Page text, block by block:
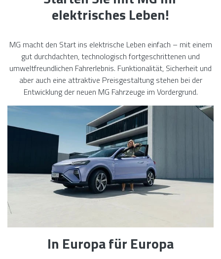
elektrisches Leben!
MG macht den Start ins elektrische Leben einfach – mit einem
gut durchdachten, technologisch fortgeschrittenen und
umweltfreundlichen Fahrerlebnis. Funktionalität, Sicherheit und
aber auch eine attraktive Preisgestaltung stehen bei der
Entwicklung der neuen MG Fahrzeuge im Vordergrund.
In Europa für Europa